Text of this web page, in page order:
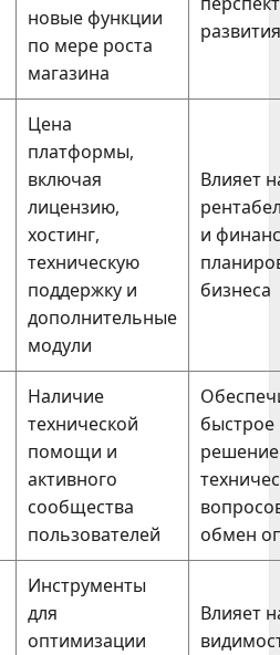
новые функции
по мере роста
магазина
развития
Цена
платформы,
включая
лицензию,
хостинг,
техническую
поддержку и
дополнительные
модули
Влияет
и
бизнеса
Наличие
технической
помощи и
активного
сообщества
пользователей
быстрое
решение
обмен
Инструменты
для
оптимизации
Влияет